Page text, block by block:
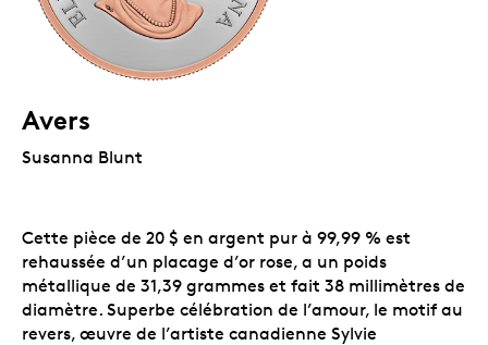
Avers
Susanna Blunt
Cette pièce de 20 $ en argent pur à 99,99 % est
rehaussée d’un placage d’or rose, a un poids
métallique de 31,39 grammes et fait 38 millimètres de
diamètre. Superbe célébration de l’amour, le motif au
revers, œuvre de l’artiste canadienne Sylvie